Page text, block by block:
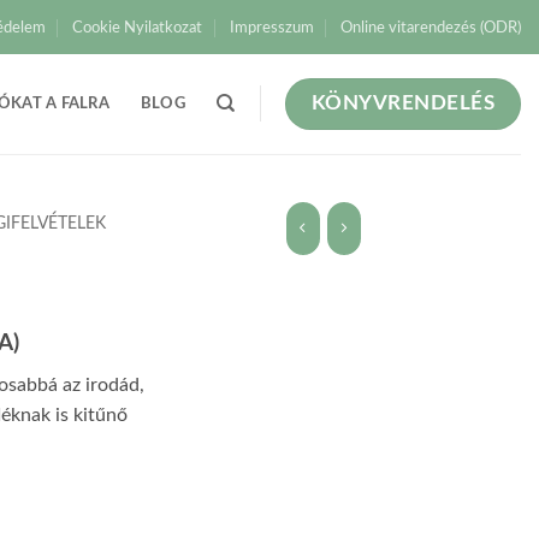
Cookie Nyilatkozat Impresszum Online vitarendezés (ODR)
A FALRA BLOG KÖNYVRENDELÉS
az irodád,
is kitűnő